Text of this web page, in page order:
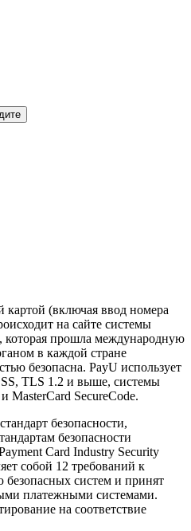
картой (включая ввод номера
на сайте системы
которая прошла международную
в каждой стране
безопасна. PayU использует
TLS 1.2 и выше, системы
MasterCard SecureCode.
безопасности,
безопасности
Card Industry Security
собой 12 требований к
систем и принят
платежными системами.
на соответствие